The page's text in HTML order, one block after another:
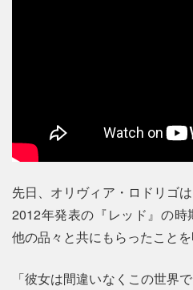
先日、オリヴィア・ロドリゴ
2012年発表の『レッド』の
他の品々と共にもらったことを
「彼女は間違いなくこの世界